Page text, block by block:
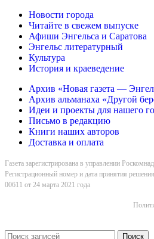
Новости города
Читайте в свежем выпуске
Афиши Энгельса и Саратова
Энгельс литературный
Культура
История и краеведение
Архив «Новая газета —
Архив альманаха «Другой
Идеи и проекты для нашего
Письмо в редакцию
Книги наших авторов
Доставка и оплата
Газета зарегистрирована в управлении
Регистрационный номер и дата принятия
00611 от 24 марта 2021 года
Поиск